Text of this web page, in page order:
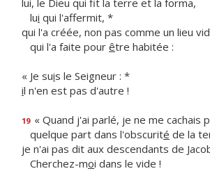
lui, le Dieu qui fit la terre et la forma,
lui qui l'affermit, *
qui l'a créée, non pas comme un lieu
qui l'a faite pour être habitée :
« Je suis le Seigneur : *
il n'en est pas d'autre !
19 « Quand j'ai parlé, je ne me cachais
quelque part dans l'obscurité de la
je n'ai pas dit aux descendants de
Cherchez-moi dans le vide !